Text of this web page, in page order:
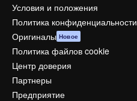
Условия и положения
Политика конфиденциальности
Оригиналы Новое
Политика файлов cookie
Центр доверия
Партнеры
Предприятие